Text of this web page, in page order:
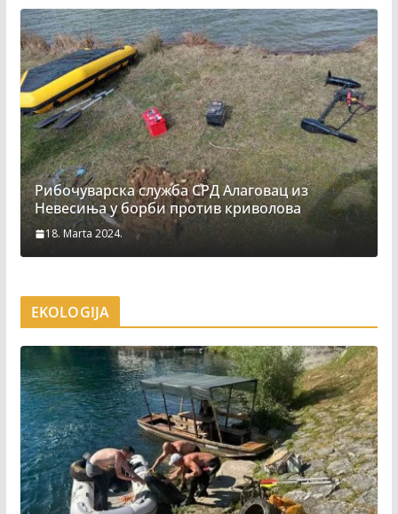
Рибочуварска служба СРД Алаговац из
Невесиња у борби против криволова
18. Marta 2024.
EKOLOGIJA